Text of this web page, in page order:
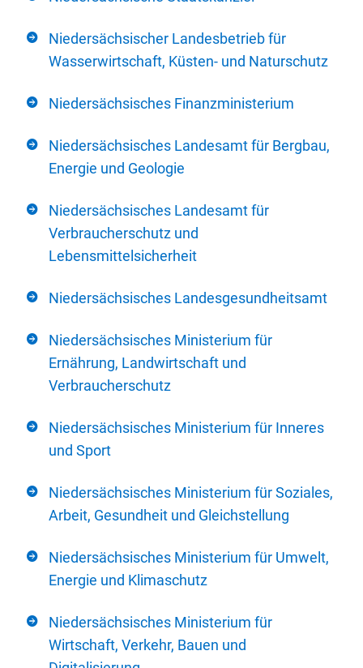
Niedersächsischer Landesbetrieb für
Wasserwirtschaft, Küsten- und Naturschutz
Niedersächsisches Finanzministerium
Niedersächsisches Landesamt für Bergbau,
Energie und Geologie
Niedersächsisches Landesamt für
Verbraucherschutz und
Lebensmittelsicherheit
Niedersächsisches Landesgesundheitsamt
Niedersächsisches Ministerium für
Ernährung, Landwirtschaft und
Verbraucherschutz
Niedersächsisches Ministerium für Inneres
und Sport
Niedersächsisches Ministerium für Soziales,
Arbeit, Gesundheit und Gleichstellung
Niedersächsisches Ministerium für Umwelt,
Energie und Klimaschutz
Niedersächsisches Ministerium für
Wirtschaft, Verkehr, Bauen und